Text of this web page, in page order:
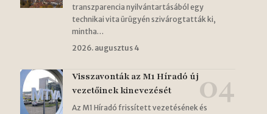
transzparencia nyilvántartásából egy
technikai vita ürügyén szivárogtatták ki,
mintha…
2026. augusztus 4
Visszavonták az M1 Híradó új
vezetőinek kinevezését
Az M1 Híradó frissített vezetésének és